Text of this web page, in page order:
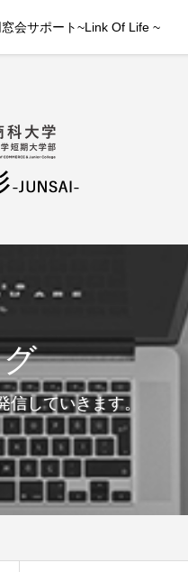
会サポート~Link Of Life ~
信していきます。